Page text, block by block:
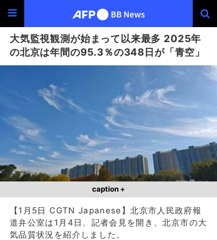
大気監視観測が始まって以来最多 2025年
の北京は年間の95.3％の348日が「青空」
caption +
【1月5日 CGTN Japanese】北京市人民政府報
道弁公室は1月4日、記者会見を開き、北京市の大
気品質状況を紹介しました。